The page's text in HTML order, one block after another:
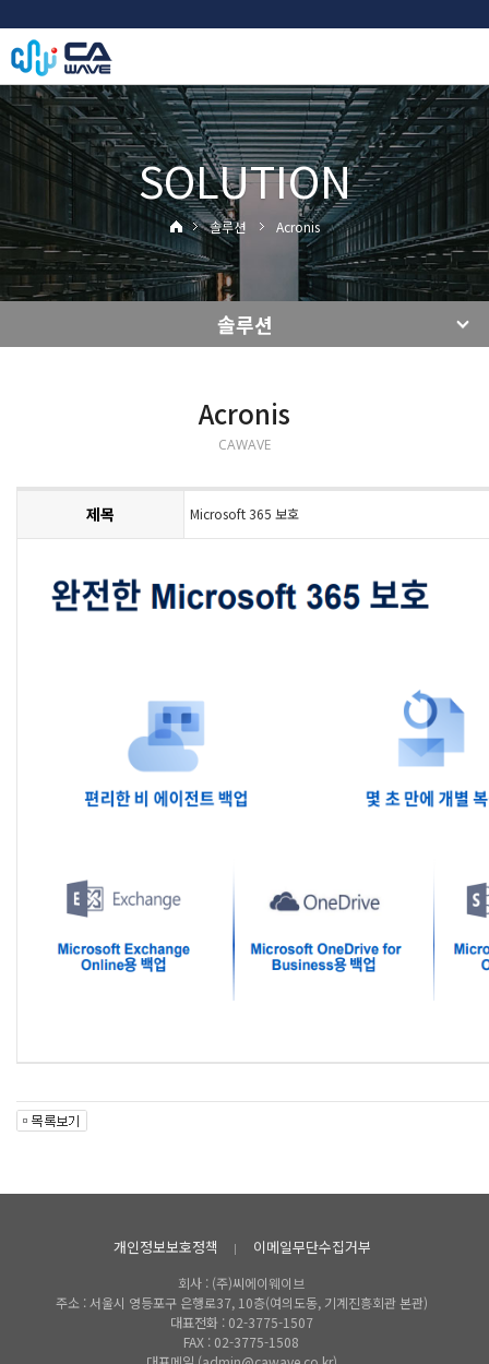
SOLUTION
솔루션 Acronis
솔루션
Acronis
CAWAVE
제목 Microsoft 365 보호
개인정보보호정책 이메일무단수집거부
회사 : (주)씨에이웨이브
주소 : 서울시 영등포구 은행로37, 10층(여의도동, 기계진흥회관 본관)
대표전화 : 02-3775-1507
FAX : 02-3775-1508